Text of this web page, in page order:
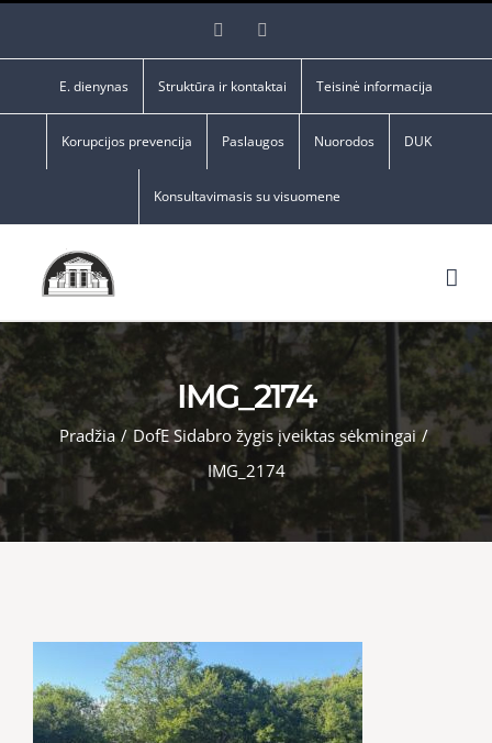
Facebook
E. dienynas Struktūra ir kontaktai Teisinė informacija
Korupcijos prevencija Paslaugos Nuorodos DUK
Konsultavimasis su visuomene
IMG_2174
Pradžia / DofE Sidabro žygis įveiktas sėkmingai /
IMG_2174